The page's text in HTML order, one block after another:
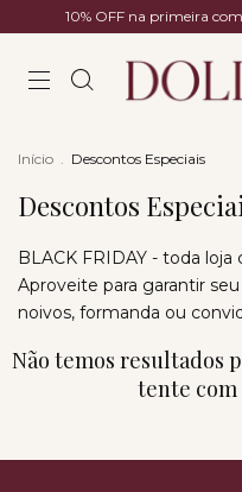
10% OFF na primeira
Início . Descontos Especiais
Descontos
BLACK FRIDAY - toda
Aproveite para garantir
noivos, formanda ou
Não temos resultados
tente